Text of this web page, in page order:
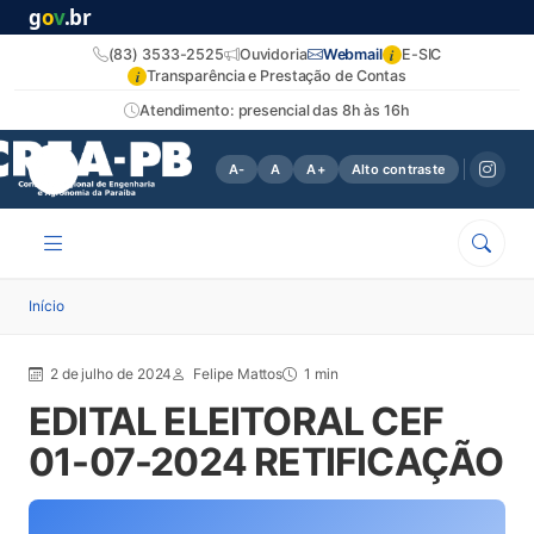
gov.br
Atendimento: presencial das 8h às 16h
(83) 3533-2525 Ouvidoria Webmail i E-SIC
i Transparência e Prestação de Contas
A- A A+ Alto contraste
Início
2 de julho de 2024 Felipe Mattos 1 min
EDITAL ELEITORAL CEF
01-07-2024 RETIFICAÇÃO